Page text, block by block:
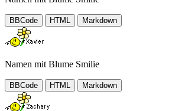
BBCode HTML Markdown
Namen mit Blume Smilie
BBCode HTML Markdown